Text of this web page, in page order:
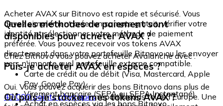
Acheter AVAX sur Bitnovo est rapide et sécurisé. Vous
devez simplement créer un compte gratuit, vérifier votre
identité et sélectionner votre méthode de paiement
préférée. Vous pouvez recevoir vos tokens AVAX
directement dans votre portefeuille Bitnovo ou les envoyer
vers n'importe quel portefeuille externe compatible.
Quelles méthodes de paiement sont
disponibles pour acheter AVAX ?
Chez Bitnovo vous pouvez acheter Avalanche avec :
Carte de crédit ou de débit (Visa, Mastercard, Apple
Pay, Google Pay)
Virement bancaire (SEPA ou SEPA Instantané)
Achat en espèces via les bons Bitnovo
Puis-je acheter AVAX en espèces ?
Oui. Vous pouvez acquérir des bons Bitnovo dans plus de
40 000 points physiquesrépartis dans toute l'Europe. Une
Où puis-je stocker mes tokens AVAX ?